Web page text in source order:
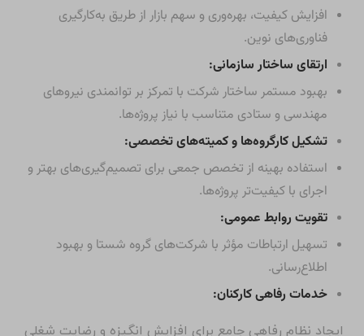
افزایش کیفیت، بهره‌وری و سهم بازار از طریق به‌کارگیری
فناوری‌های نوین.
ارتقای ساختار سازمانی:
بهبود مستمر ساختار شرکت با تمرکز بر توانمندی نیروهای
مهندسی و ستادی متناسب با نیاز پروژه‌ها.
تشکیل کارگروه‌ها و کمیته‌های تخصصی:
استفاده بهینه از تخصص جمعی برای تصمیم‌گیری‌های بهتر و
اجرای با کیفیت‌تر پروژه‌ها.
تقویت روابط عمومی:
تسهیل ارتباطات مؤثر با شرکت‌های گروه شستا و بهبود
اطلاع‌رسانی.
خدمات رفاهی کارکنان:
ایجاد نظام رفاهی جامع برای افزایش انگیزه و رضایت شغلی